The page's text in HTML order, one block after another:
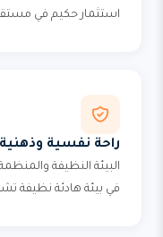
استثمار حكيم في
راحة نفسية وذهنية
البيئة النظيفة
في بيئة هادئة نظيفة